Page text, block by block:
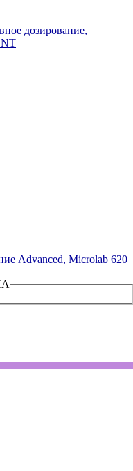
дозирование,
Advanced, Microlab 620